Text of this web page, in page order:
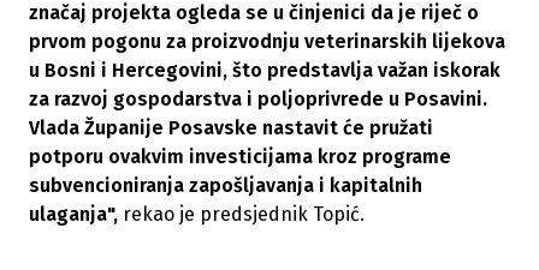
značaj projekta ogleda se u činjenici da je riječ o
prvom pogonu za proizvodnju veterinarskih lijekova
u Bosni i Hercegovini, što predstavlja važan iskorak
za razvoj gospodarstva i poljoprivrede u Posavini.
Vlada Županije Posavske nastavit će pružati
potporu ovakvim investicijama kroz programe
subvencioniranja zapošljavanja i kapitalnih
ulaganja", rekao je predsjednik Topić.